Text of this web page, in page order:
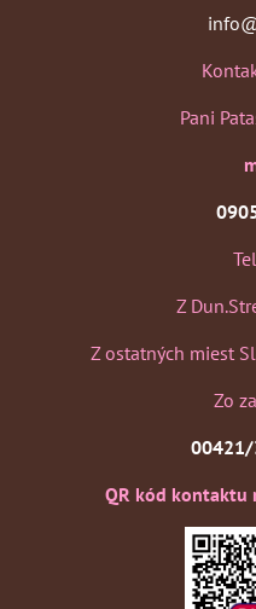
Pani
Z
Z ostatných miest
Zo
QR kód kontaktu